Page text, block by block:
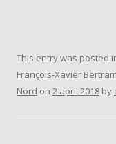
This entry was posted
François-Xavier Bertram
Nord on 2 april 2018 by